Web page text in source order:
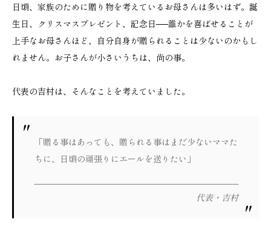
日頃、家族のために贈り物を考えているお母さんは多いはず。誕
生日、クリスマスプレゼント、記念日──誰かを喜ばせることが
上手なお母さんほど、自分自身が贈られることは少ないのかもし
れません。お子さんが小さいうちは、尚の事。
代表の吉村は、そんなことを考えていました。
「贈る事はあっても、贈られる事はまだ少ないママた
ちに、日頃の頑張りにエールを送りたい」
代表・吉村